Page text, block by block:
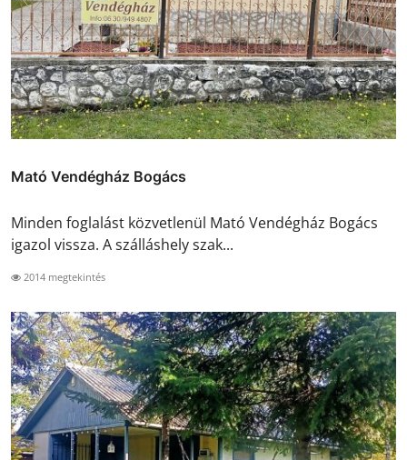
Mató Vendégház Bogács
Minden foglalást közvetlenül Mató Vendégház Bogács
igazol vissza. A szálláshely szak...
2014 megtekintés